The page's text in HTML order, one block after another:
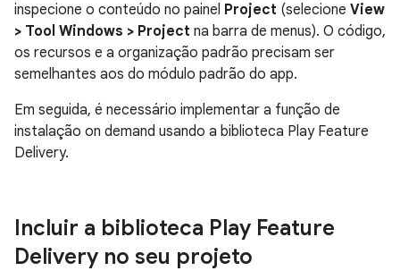
inspecione o conteúdo no painel Project (selecione View
> Tool Windows > Project na barra de menus). O código,
os recursos e a organização padrão precisam ser
semelhantes aos do módulo padrão do app.
Em seguida, é necessário implementar a função de
instalação on demand usando a biblioteca Play Feature
Delivery.
Incluir a biblioteca Play Feature
Delivery no seu projeto